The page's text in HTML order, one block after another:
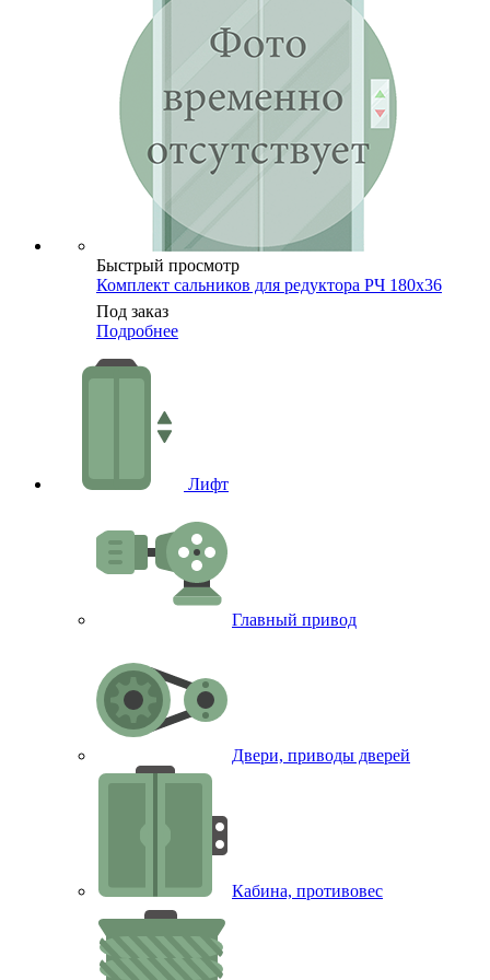
Быстрый просмотр
Комплект сальников для редуктора РЧ 180х36
Под заказ
Подробнее
Лифт
Главный привод
Двери, приводы дверей
Кабина, противовес